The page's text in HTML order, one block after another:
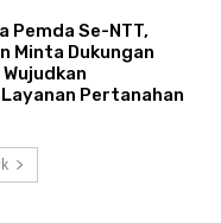
Pemda Se-NTT,
Minta Dukungan
Pertanahan